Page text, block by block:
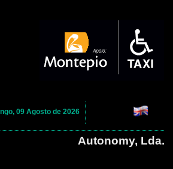
09 Agosto de 2026
Autonomy, Lda.